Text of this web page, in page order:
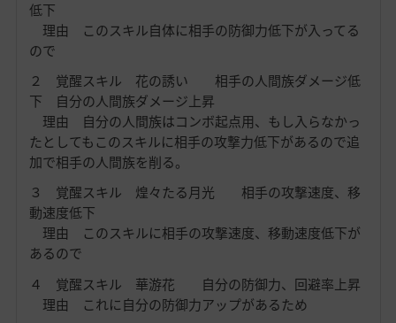
低下
理由 このスキル自体に相手の防御力低下が入ってる
ので
２ 覚醒スキル 花の誘い 相手の人間族ダメージ低
下 自分の人間族ダメージ上昇
理由 自分の人間族はコンボ起点用、もし入らなかっ
たとしてもこのスキルに相手の攻撃力低下があるので追
加で相手の人間族を削る。
３ 覚醒スキル 煌々たる月光 相手の攻撃速度、移
動速度低下
理由 このスキルに相手の攻撃速度、移動速度低下が
あるので
４ 覚醒スキル 華游花 自分の防御力、回避率上昇
理由 これに自分の防御力アップがあるため